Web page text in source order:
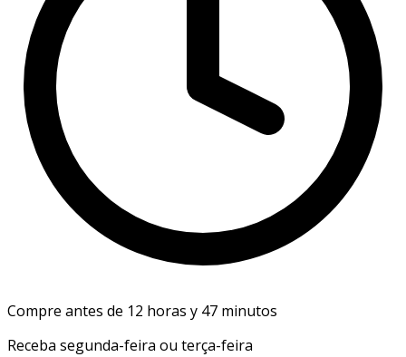
Compre antes de 12 horas y 47 minutos
Receba segunda-feira ou terça-feira